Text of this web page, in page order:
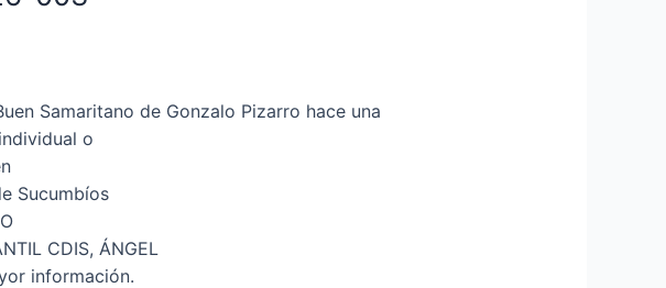
Samaritano de Gonzalo Pizarro hace una
o
Sucumbíos
CDIS, ÁNGEL
información.